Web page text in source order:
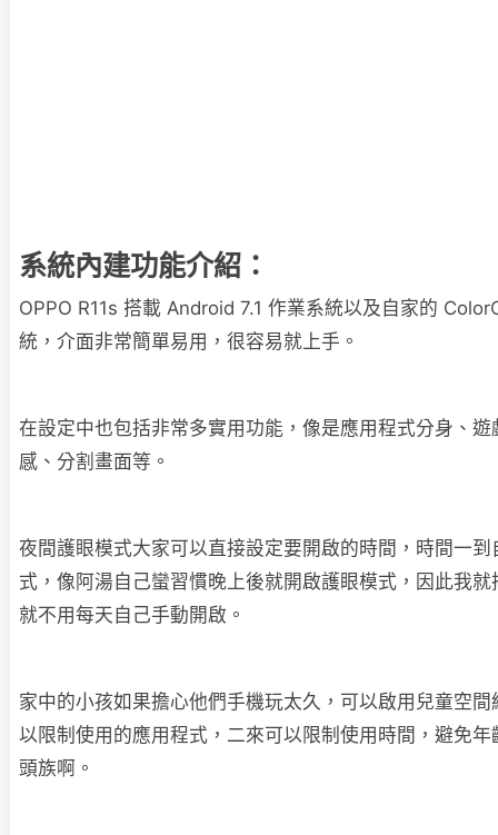
系統內建功能介紹：
OPPO R11s 搭載 Android 7.1 作業系統以及自家的
統，介面非常簡單易用，很容易就上手。
在設定中也包括非常多實用功能，像是應用程式分身、遊
感、分割畫面等。
夜間護眼模式大家可以直接設定要開啟的時間，時間一到
式，像阿湯自己蠻習慣晚上後就開啟護眼模式，因此我
就不用每天自己手動開啟。
家中的小孩如果擔心他們手機玩太久，可以啟用兒童空
以限制使用的應用程式，二來可以限制使用時間，避免年
頭族啊。